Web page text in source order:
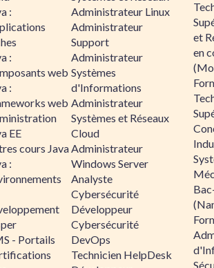
:
:
web
:
web
EE
cours Java
:
- Portails
Administrateur Linux
Administrateur
Support
Administrateur
Systèmes
d'Informations
Administrateur
Systèmes et Réseaux
Cloud
Administrateur
Windows Server
Analyste
Cybersécurité
Développeur
Cybersécurité
DevOps
Technicien HelpDesk
et
en